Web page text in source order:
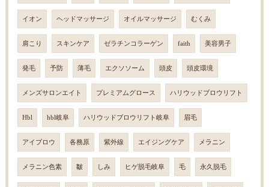
イオン ヘッドマッサージ オイルマッサージ むくみ
肩こり スキンケア ゼラチンコラーゲン faith 美容男子
発毛 予防 薄毛 エクソソーム 頭皮 頭皮環境
メンズサロンエイト プレミアムグロース ハリウッドブロウリフト
Hbl hbl岐阜 ハリウッドブロウリフト岐阜 眉毛
アイブロウ 各務原 紫外線 エイジングケア メラニン
メラニン色素 皺 しみ ヒゲ脱毛岐阜 毛 永久脱毛